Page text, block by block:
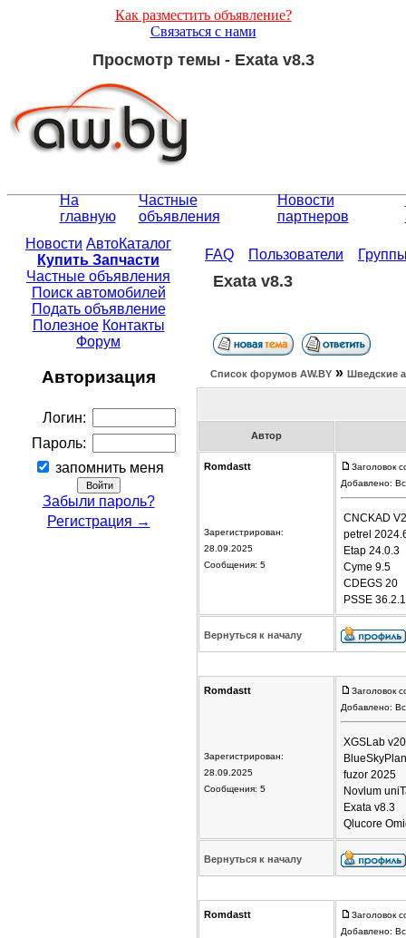
Как разместить объявление?
Связаться с нами
Просмотр темы - Exata v8.3
На
главную
Частные
объявления
Новости
партнеров
Новости АвтоКаталог
Купить Запчасти
Частные объявления
Поиск автомобилей
Подать объявление
Полезное Контакты
Форум
Авторизация
Логин:
Пароль:
запомнить меня
Забыли пароль?
Регистрация →
FAQ Пользователи
Exata v8.3
Список форумов АW.BY » Шведские
Автор
Romdastt
Зарегистрирован:
28.09.2025
Сообщения: 5
Заголовок
Добавлено:
CNCKAD
petrel
Etap 24.0.3
Cyme 9.5
CDEGS 20
PSSE
Вернуться к началу
Romdastt
Зарегистрирован:
28.09.2025
Сообщения: 5
Заголовок
Добавлено:
XGSLab
fuzor 2025
Novlum
Exata v8.3
Qlucore
Вернуться к началу
Romdastt
Заголовок
Добавлено: